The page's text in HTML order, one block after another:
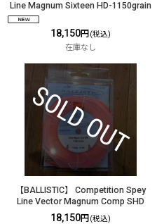
Line Magnum Sixteen HD-1150grain
18,150円 (税込)
在庫なし
【BALLISTIC】 Competition Spey
Line Vector Magnum Comp SHD
18,150円 (税込)